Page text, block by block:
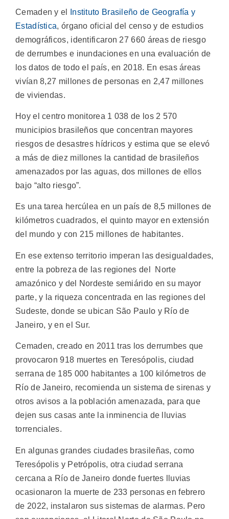
Cemaden y el
Instituto Brasileño de Geografía y
Estadística, órgano oficial del censo y de estudios
demográficos, identificaron 27 660 áreas de riesgo
de derrumbes e inundaciones en una evaluación de
los datos de todo el país, en 2018. En esas áreas
vivían 8,27 millones de personas en 2,47 millones
de viviendas.
Hoy el centro monitorea 1 038 de los 2 570
municipios brasileños que concentran mayores
riesgos de desastres hídricos y estima que se elevó
a más de diez millones la cantidad de brasileños
amenazados por las aguas, dos millones de ellos
bajo “alto riesgo”.
Es una tarea hercúlea en un país de 8,5 millones de
kilómetros cuadrados, el quinto mayor en extensión
del mundo y con 215 millones de habitantes.
En ese extenso territorio imperan las desigualdades,
entre la pobreza de las regiones del Norte
amazónico y del Nordeste semiárido en su mayor
parte, y la riqueza concentrada en las regiones del
Sudeste, donde se ubican São Paulo y Río de
Janeiro, y en el Sur.
Cemaden, creado en 2011 tras los derrumbes que
provocaron 918 muertes en Teresópolis, ciudad
serrana de 185 000 habitantes a 100 kilómetros de
Río de Janeiro, recomienda un sistema de sirenas y
otros avisos a la población amenazada, para que
dejen sus casas ante la inminencia de lluvias
torrenciales.
En algunas grandes ciudades brasileñas, como
Teresópolis y Petrópolis, otra ciudad serrana
cercana a Río de Janeiro donde fuertes lluvias
ocasionaron la muerte de 233 personas en febrero
de 2022, instalaron sus sistemas de alarmas. Pero